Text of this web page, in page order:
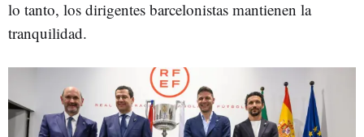
lo tanto, los dirigentes barcelonistas mantienen la
tranquilidad.